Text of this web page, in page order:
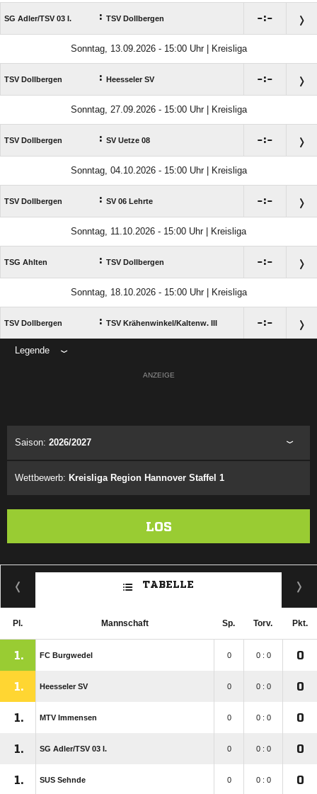
SG Adler/​TSV 03 I. : TSV Dollbergen :
Sonntag, 13.09.2026 - 15:00 Uhr | Kreisliga
TSV Dollbergen : Heesseler SV :
Sonntag, 27.09.2026 - 15:00 Uhr | Kreisliga
TSV Dollbergen : SV Uetze 08 :
Sonntag, 04.10.2026 - 15:00 Uhr | Kreisliga
TSV Dollbergen : SV 06 Lehrte :
Sonntag, 11.10.2026 - 15:00 Uhr | Kreisliga
TSG Ahlten : TSV Dollbergen :
Sonntag, 18.10.2026 - 15:00 Uhr | Kreisliga
TSV Dollbergen : TSV Krähenwinkel/​Kaltenw. III :
Legende
ANZEIGE
Saison: 2026/2027
Wettbewerb: Kreisliga Region Hannover Staffel 1
LOS
TABELLE
Pl. Mannschaft Sp. Torv. Pkt.
1. FC Burgwedel 0 0 : 0 0
1. Heesseler SV 0 0 : 0 0
1. MTV Immensen 0 0 : 0 0
1. SG Adler/​TSV 03 I. 0 0 : 0 0
1. SUS Sehnde 0 0 : 0 0